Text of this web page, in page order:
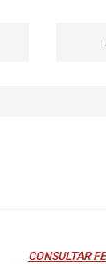
CONSULTAR